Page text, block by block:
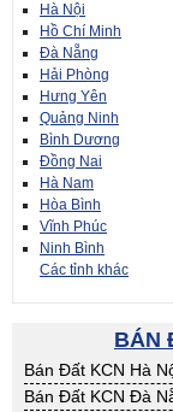
Hà Nội
Hồ Chí Minh
Đà Nẵng
Hải Phòng
Hưng Yên
Quảng Ninh
Bình Dương
Đồng Nai
Hà Nam
Hòa Bình
Vĩnh Phúc
Ninh Bình
Các tỉnh khác
BÁN
Bán Đất KCN Hà
Bán Đất KCN Đà